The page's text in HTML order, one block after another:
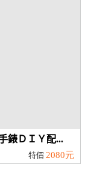
錶ＤＩＹ配...
特價 2080元